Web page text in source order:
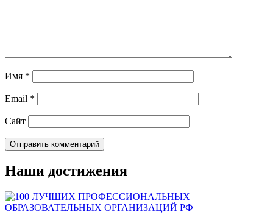
Имя *
Email *
Сайт
Наши достижения